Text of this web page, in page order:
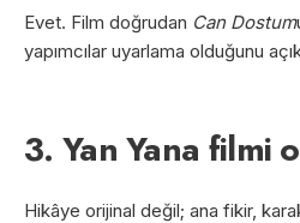
Evet. Film doğrudan Can Dostum
yapımcılar uyarlama olduğunu
3. Yan Yana filmi
Hikâye orijinal değil; ana fikir,